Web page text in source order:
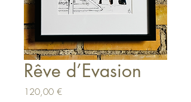
Rêve d’Evasion
120,00 €Prix